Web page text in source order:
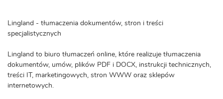
Lingland - tłumaczenia dokumentów, stron i treści
specjalistycznych
Lingland to biuro tłumaczeń online, które realizuje tłumaczenia
dokumentów, umów, plików PDF i DOCX, instrukcji technicznych,
treści IT, marketingowych, stron WWW oraz sklepów
internetowych.